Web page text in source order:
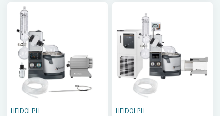
HEIDOLPH HEIDOLPH